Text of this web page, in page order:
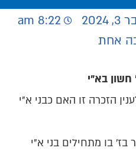
8:22 am
אחת
בא"י
הזכרה זו האם כבני א"י
בו מתחילים בני א"י